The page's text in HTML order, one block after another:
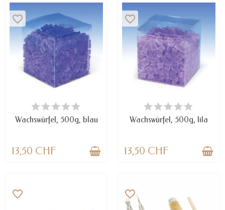
NUR NOCH WENIGE TEILE
VERFÜGBAR
favorite_border
Wachswürfel, 500g, blau
13,50 CHF
NUR NOCH WENIGE TEILE
VERFÜGBAR
favorite_border
Wachswürfel, 500g, lila
13,50 CHF
favorite_border favorite_border